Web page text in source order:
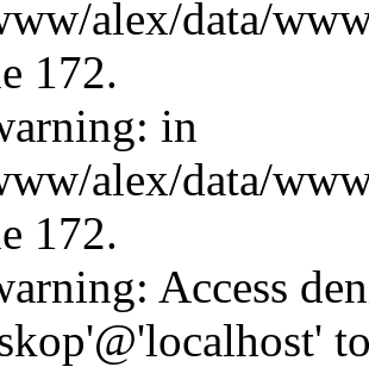
alex/data/
172.
in
alex/data/
172.
Access